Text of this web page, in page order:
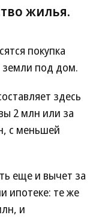
жилья.
покупка
под дом.
здесь
2 млн или за
с меньшей
еще и вычет за
ипотеке: те же
и